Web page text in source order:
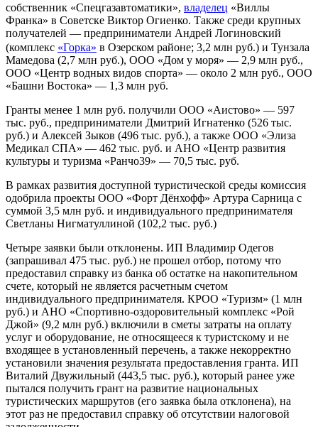
собственник «Спецгазавтоматики», владелец «Виллы
Франка» в Советске Виктор Огиенко. Также среди крупных
получателей — предприниматели Андрей Логиновский
(комплекс «Горка» в Озерском районе; 3,2 млн руб.) и Тунзала
Мамедова (2,7 млн руб.), ООО «Дом у моря» — 2,9 млн руб.,
ООО «Центр водных видов спорта» — около 2 млн руб., ООО
«Башни Востока» — 1,3 млн руб.
Гранты менее 1 млн руб. получили ООО «Аистово» — 597
тыс. руб., предприниматели Дмитрий Игнатенко (526 тыс.
руб.) и Алексей Зыков (496 тыс. руб.), а также ООО «Элиза
Медикал СПА» — 462 тыс. руб. и АНО «Центр развития
культуры и туризма «Ранчо39» — 70,5 тыс. руб.
В рамках развития доступной туристической среды комиссия
одобрила проекты ООО «Форт Дёнхофф» Артура Сарница с
суммой 3,5 млн руб. и индивидуального предпринимателя
Светланы Нигматуллиной (102,2 тыс. руб.)
Четыре заявки были отклонены. ИП Владимир Одегов
(запрашивал 475 тыс. руб.) не прошел отбор, потому что
предоставил справку из банка об остатке на накопительном
счете, который не является расчетным счетом
индивидуального предпринимателя. КРОО «Туризм» (1 млн
руб.) и АНО «Спортивно-оздоровительный комплекс «Рой
Джой» (9,2 млн руб.) включили в сметы затраты на оплату
услуг и оборудование, не относящееся к туристскому и не
входящее в установленный перечень, а также некорректно
установили значения результата предоставления гранта. ИП
Виталий Двужильный (443,5 тыс. руб.), который ранее уже
пытался получить грант на развитие национальных
туристических маршрутов (его заявка была отклонена), на
этот раз не предоставил справку об отсутствии налоговой